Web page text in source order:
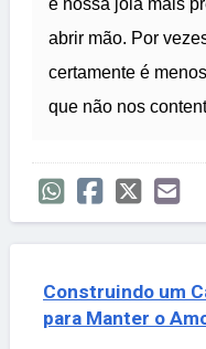
é nossa joia mais
abrir mão. Por
certamente é
que não nos
Construindo um
para Manter o